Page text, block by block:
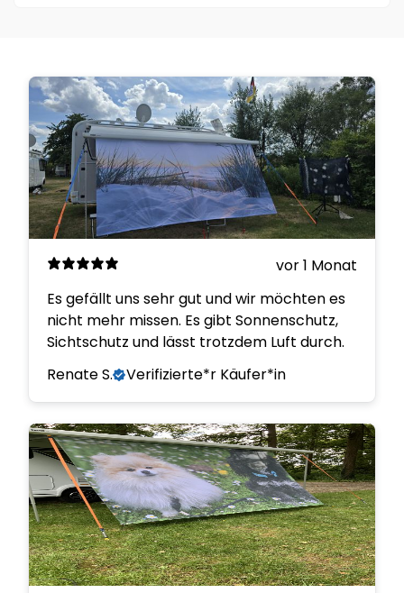
jedoch unseren Kundenservice, um mögliche
Optionen zu besprechen.
vor 1 Monat
Es gefällt uns sehr gut und wir möchten es
nicht mehr missen. Es gibt Sonnenschutz,
Sichtschutz und lässt trotzdem Luft durch.
Renate S.
Verifizierte*r Käufer*in